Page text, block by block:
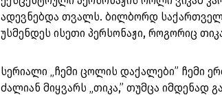
ადევნებდა თვალს. ბილბორდ
უსმენდეს ისეთი პერსონაჟი, როგორიც
სერიალი „ჩემი ცოლის დაქალები” ჩემი
ძალიან მიყვარს „თიკა,” თუმცა იმდენად